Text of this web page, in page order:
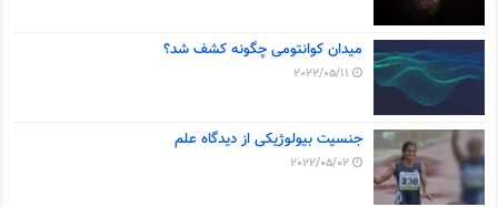
میدان کوانتومی چگونه کشف شد؟
2022/05/11
جنسیت بیولوژیکی از دیدگاه علم
2022/05/02